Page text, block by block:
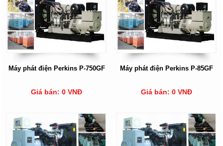
Máy phát điện Perkins P-750GF
Giá bán: 0 VNĐ
Máy phát điện Perkins P-85GF
Giá bán: 0 VNĐ